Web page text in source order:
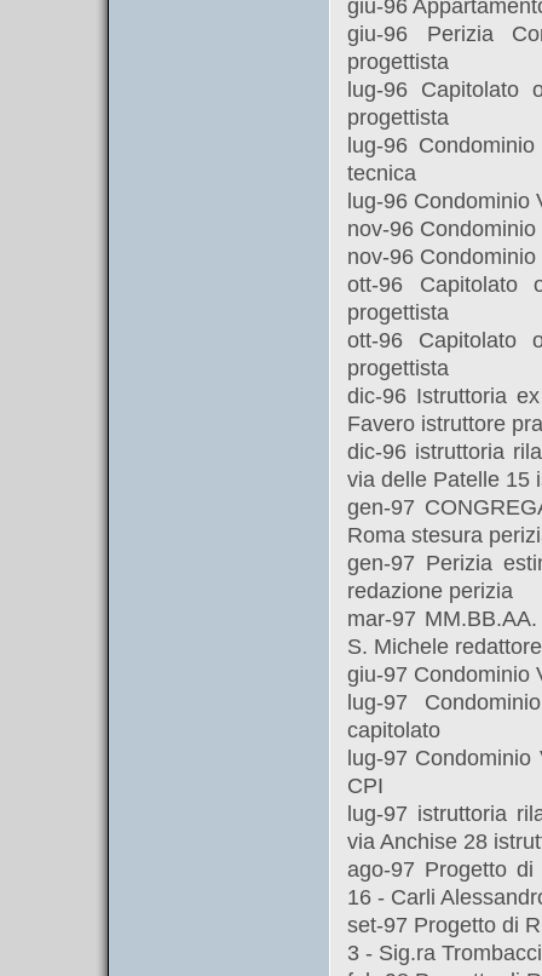
giu-96
giu-96 Perizia
progettista
lug-96 Capitolato
progettista
lug-96
tecnica
lug-96 Condominio
nov-96
nov-96
ott-96 Capitolato
progettista
ott-96 Capitolato
progettista
dic-96 Istruttoria
Favero istruttore
dic-96 istruttoria
via delle Patelle 15
gen-97
Roma stesura
gen-97 Perizia
redazione perizia
mar-97
S. Michele redattore
giu-97 Condominio
lug-97
capitolato
lug-97
CPI
lug-97 istruttoria
via Anchise 28
ago-97 Progetto di
16 - Carli
set-97 Progetto di
3 - Sig.ra